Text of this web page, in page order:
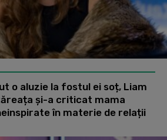
o aluzie la fostul ei soț, Liam
și-a criticat mama
în materie de relații